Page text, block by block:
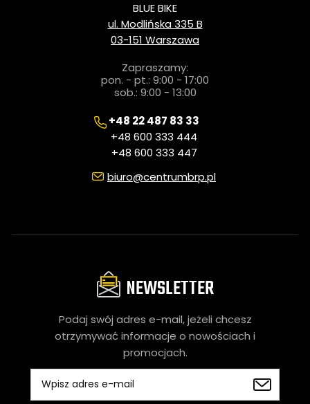
BLUE BIKE
ul. Modlińska 335 B
03-151 Warszawa
Zapraszamy:
pon. - pt.: 9:00 - 17:00
sob.: 9:00 - 13:00
+48 22 487 83 33
+48 600 333 444
+48 600 333 447
biuro@centrumbrp.pl
NEWSLETTER
Podaj swój adres e-mail, jeżeli chcesz
otrzymywać informacje o nowościach i
promocjach.